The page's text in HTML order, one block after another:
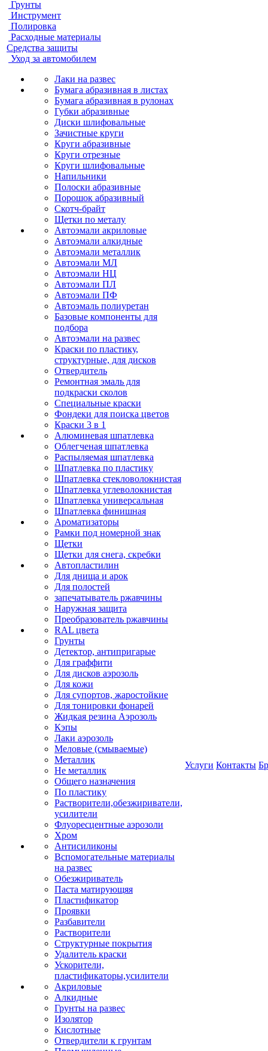
Грунты
Инструмент
Полировка
Расходные материалы
Средства защиты
Уход за автомобилем
Лаки на развес
Бумага абразивная в листах
Бумага абразивная в рулонах
Губки абразивные
Диски шлифовальные
Зачистные круги
Круги абразивные
Круги отрезные
Круги шлифовальные
Напильники
Полоски абразивные
Порошок абразивный
Скотч-брайт
Щетки по металу
Автоэмали акриловые
Автоэмали алкидные
Автоэмали металлик
Автоэмали МЛ
Автоэмали НЦ
Автоэмали ПЛ
Автоэмали ПФ
Автоэмаль полиуретан
Базовые компоненты для
подбора
Автоэмали на развес
Краски по пластику,
структурные, для дисков
Отвердитель
Ремонтная эмаль для
подкраски сколов
Специальные краски
Фондеки для поиска цветов
Краски 3 в 1
Алюминевая шпатлевка
Облегченая шпатлевка
Распыляемая шпатлевка
Шпатлевка по пластику
Шпатлевка стекловолокнистая
Шпатлевка углеволокнистая
Шпатлевка универсальная
Шпатлевка финишная
Ароматизаторы
Рамки под номерной знак
Щетки
Щетки для снега, скребки
Автопластилин
Для днища и арок
Для полостей
запечатыватель ржавчины
Наружная защита
Преобразователь ржавчины
RAL цвета
Грунты
Детектор, антипригарые
Для граффити
Для дисков аэрозоль
Для кожи
Для супортов, жаростойкие
Для тонировки фонарей
Жидкая резина Аэрозоль
Кэпы
Лаки аэрозоль
Меловые (смываемые)
Металлик
Не металлик
Общего назначения
По пластику
Растворители,обезжириватели,
усилители
Флуоресцентные аэрозоли
Хром
Антисиликоны
Вспомогательные материалы
на развес
Обезжириватель
Паста матирующяя
Пластификатор
Проявки
Разбавители
Растворители
Структурные покрытия
Удалитель краски
Ускорители,
пластификаторы,усилители
Акриловые
Алкидные
Грунты на развес
Изолятор
Кислотные
Отвердители к грунтам
Услуги Контакты